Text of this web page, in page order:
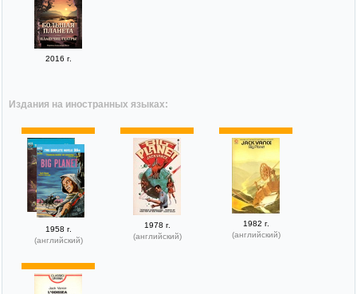
2016 г.
Издания на иностранных языках:
1958 г.
(английский)
1978 г.
(английский)
1982 г.
(английский)